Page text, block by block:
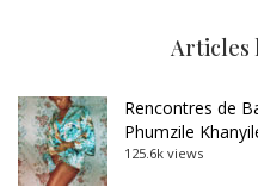
Articles
Rencontres de
Phumzile
125.6k views